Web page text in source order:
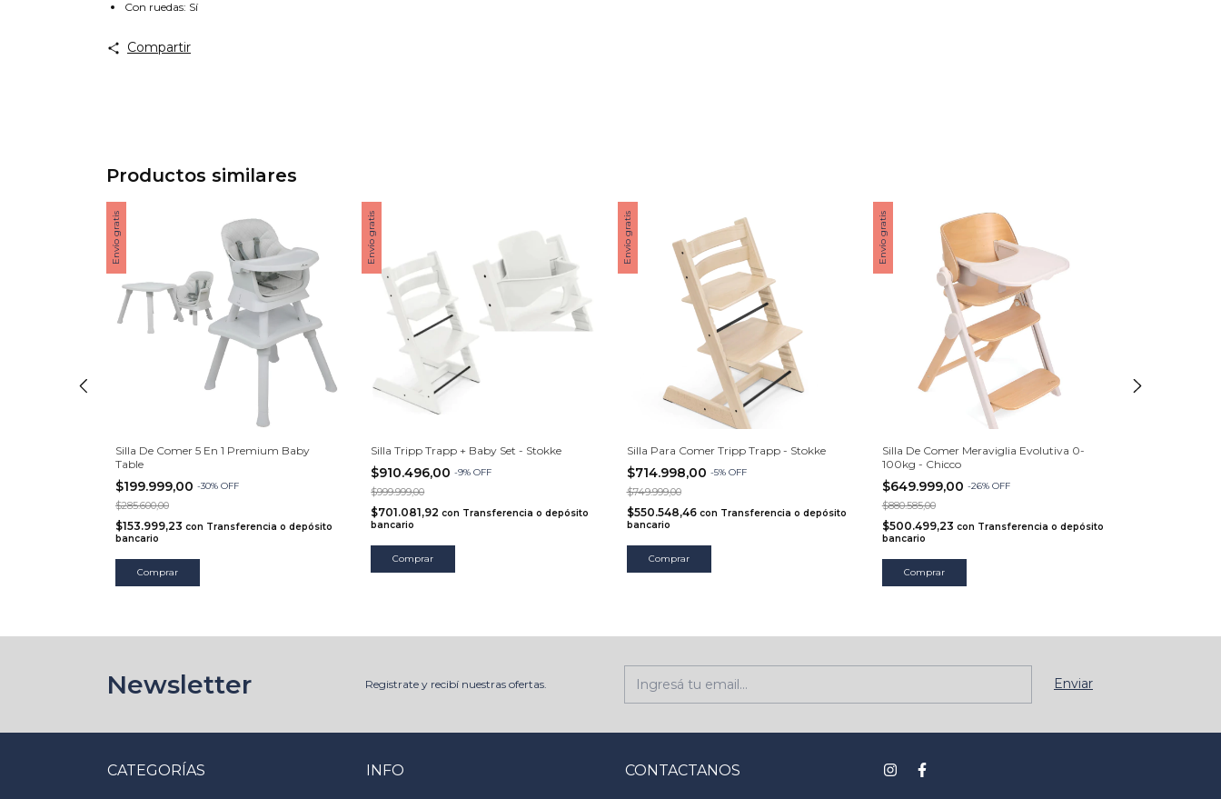
Con ruedas: Sí
Compartir
Productos similares
Envío gratis
Silla De Comer 5 En 1 Premium Baby
Table
$199.999,00 -30% OFF
$285.600,00
$153.999,23 con Transferencia o depósito
bancario
Comprar
Envío gratis
Silla Tripp Trapp + Baby Set - Stokke
$910.496,00-9%OFF
$999.999,00
$701.081,92con Transferencia o depósito
bancario
Comprar
Envío gratis
Silla Para Comer Tripp Trapp - Stokke
$714.998,00 -5% OFF
$749.999,00
$550.548,46 con Transferencia o depósito
bancario
Comprar
Envío gratis
Silla De Comer Meraviglia Evolutiva 0-
100kg - Chicco
$649.999,00 -26% OFF
$880.585,00
$500.499,23 con Transferencia o depósito
bancario
Comprar
Newsletter Registrate y recibí nuestras ofertas.
CATEGORÍAS INFO CONTACTANOS